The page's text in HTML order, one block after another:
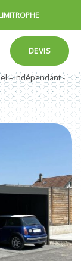
DEVIS
– indépendant -